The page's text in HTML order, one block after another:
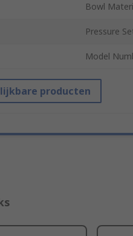
Bowl
Pressure
Model
producten